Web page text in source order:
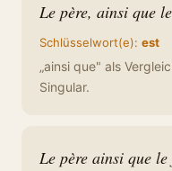
Le père, ainsi que
Schlüsselwort(e): est
„ainsi que" als
Singular.
Le père ainsi que le